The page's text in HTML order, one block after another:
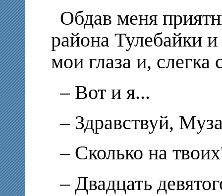
Обдав меня
района Тулебайки
мои глаза и,
– Вот и я...
– Здравствуй,
– Сколько на
– Двадцать